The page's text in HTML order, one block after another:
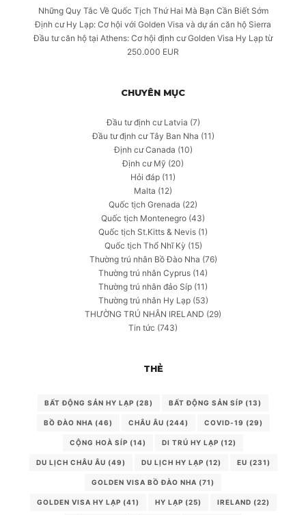
Những Quy Tắc Về Quốc Tịch Thứ Hai Mà Bạn Cần Biết Sớm
Định cư Hy Lạp: Cơ hội với Golden Visa và dự án căn hộ Sierra
Đầu tư căn hộ tại Athens: Cơ hội định cư Golden Visa Hy Lạp từ
250.000 EUR
CHUYÊN MỤC
Đầu tư định cư Latvia (7)
Đầu tư định cư Tây Ban Nha (11)
Định cư Canada (10)
Định cư Mỹ (20)
Hỏi đáp (11)
Malta (12)
Quốc tịch Grenada (22)
Quốc tịch Montenegro (43)
Quốc tịch St.Kitts & Nevis (1)
Quốc tịch Thổ Nhĩ Kỳ (15)
Thường trú nhân Bồ Đào Nha (76)
Thường trú nhân Cyprus (14)
Thường trú nhân đảo Síp (11)
Thường trú nhân Hy Lạp(53)
THƯỜNG TRÚ NHÂN IRELAND (29)
Tin tức (743)
THẺ
BẤT ĐỘNG SẢN HY LẠP (28) BẤT ĐỘNG SẢN SÍP (13)
BỒ ĐÀO NHA (46) CHÂU ÂU (244) COVID-19 (29)
CỘNG HOÀ SÍP (14) DI TRÚ HY LẠP (12)
DU LỊCH CHÂU ÂU (49) DU LỊCH HY LẠP (12) EU (231)
GOLDEN VISA BỒ ĐÀO NHA (71)
GOLDEN VISA HY LẠP (41) HY LẠP (25) IRELAND (22)